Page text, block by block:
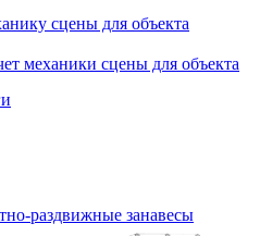
сцены для объекта
механики сцены для объекта
раздвижные занавесы